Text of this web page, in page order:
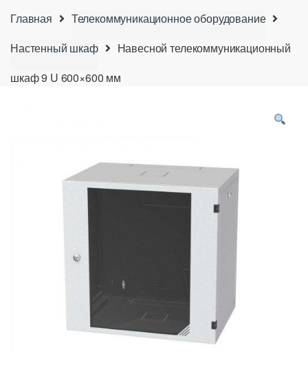
Главная
Телекоммуникационное оборудование
Настенный шкаф
Навесной телекоммуникационный
шкаф 9 U 600×600 мм